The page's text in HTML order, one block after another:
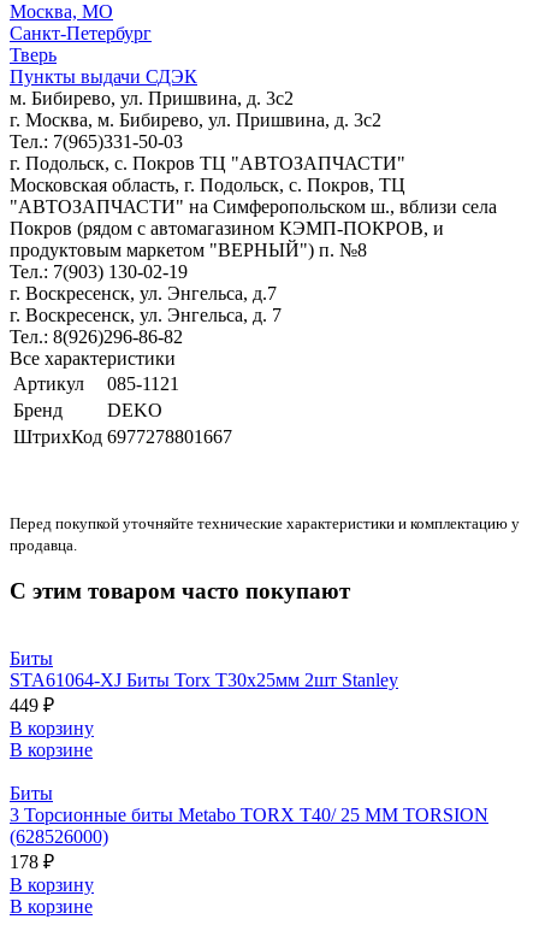
Москва, МО
Санкт-Петербург
Тверь
Пункты выдачи СДЭК
м. Бибирево, ул. Пришвина, д. 3с2
г. Москва, м. Бибирево, ул. Пришвина, д. 3с2
Тел.: 7(965)331-50-03
г. Подольск, c. Покров ТЦ "АВТОЗАПЧАСТИ"
Московская область, г. Подольск, c. Покров, ТЦ
"АВТОЗАПЧАСТИ" на Симферопольском ш., вблизи села
Покров (рядом с автомагазином КЭМП-ПОКРОВ, и
продуктовым маркетом "ВЕРНЫЙ") п. №8
Тел.: 7(903) 130-02-19
г. Воскресенск, ул. Энгельса, д.7
г. Воскресенск, ул. Энгельса, д. 7
Тел.: 8(926)296-86-82
Все характеристики
Артикул
085-1121
Бренд
DEKO
ШтрихКод 6977278801667
Перед покупкой уточняйте технические характеристики и комплектацию у
продавца.
С этим товаром часто покупают
Биты
STA61064-XJ Биты Torx T30х25мм 2шт Stanley
449 ₽
В корзину
В корзине
Биты
3 Торсионные биты Metabo TORX T40/ 25 ММ TORSION
(628526000)
178 ₽
В корзину
В корзине